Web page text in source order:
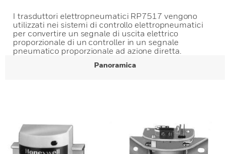
I trasduttori elettropneumatici RP7517 vengono
utilizzati nei sistemi di controllo elettropneumatici
per convertire un segnale di uscita elettrico
proporzionale di un controller in un segnale
pneumatico proporzionale ad azione diretta.
Panoramica